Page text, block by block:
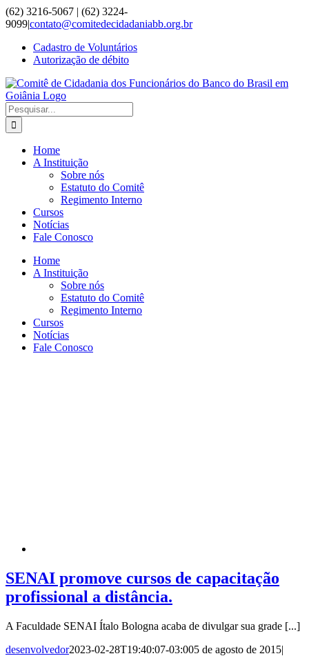
Ir
para
conteúdo
(62) 3216-5067 | (62) 3224-
9099|contato@comitedecidadaniabb.org.br
Cadastro de Voluntários
Autorização de débito
Buscar
resultados
para:
Home
A Instituição
Sobre nós
Estatuto do Comitê
Regimento Interno
Cursos
Notícias
Fale Conosco
Home
A Instituição
Sobre nós
Estatuto do Comitê
Regimento Interno
Cursos
Notícias
Fale Conosco
SENAI promove cursos de capacitação
profissional a distância.
A Faculdade SENAI Ítalo Bologna acaba de divulgar sua grade [...]
desenvolvedor2023-02-28T19:40:07-03:005 de agosto de 2015|